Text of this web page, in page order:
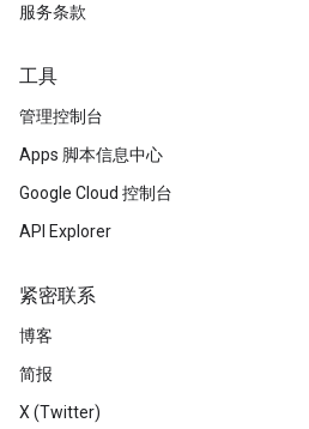
服务条款
工具
管理控制台
Apps 脚本信息中心
Google Cloud 控制台
API Explorer
紧密联系
博客
简报
X (Twitter)